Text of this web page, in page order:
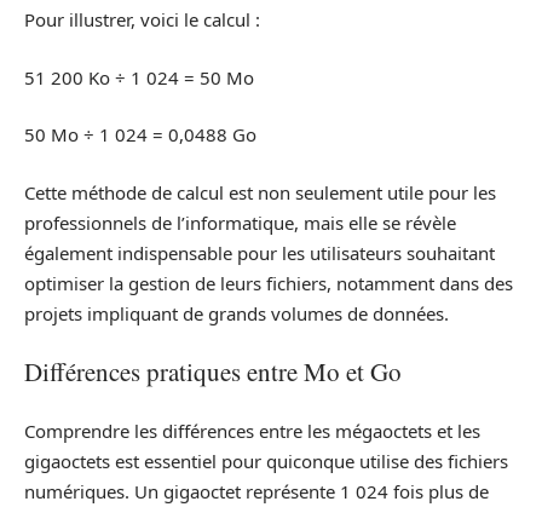
Pour illustrer, voici le calcul :
51 200 Ko ÷ 1 024 = 50 Mo
50 Mo ÷ 1 024 = 0,0488 Go
Cette méthode de calcul est non seulement utile pour les
professionnels de l’informatique, mais elle se révèle
également indispensable pour les utilisateurs souhaitant
optimiser la gestion de leurs fichiers, notamment dans des
projets impliquant de grands volumes de données.
Différences pratiques entre Mo et Go
Comprendre les différences entre les mégaoctets et les
gigaoctets est essentiel pour quiconque utilise des fichiers
numériques. Un gigaoctet représente 1 024 fois plus de